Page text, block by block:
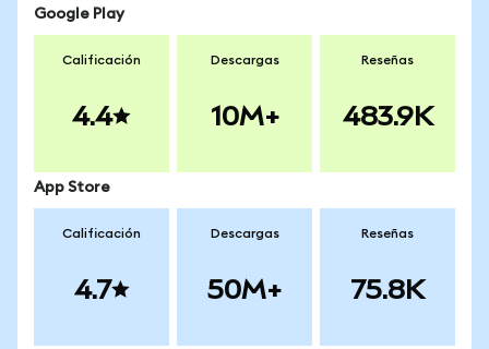
Google Play
Calificación
4.4
Descargas
10M+
Reseñas
483.9K
App Store
Calificación
4.7
Descargas
50M+
Reseñas
75.8K